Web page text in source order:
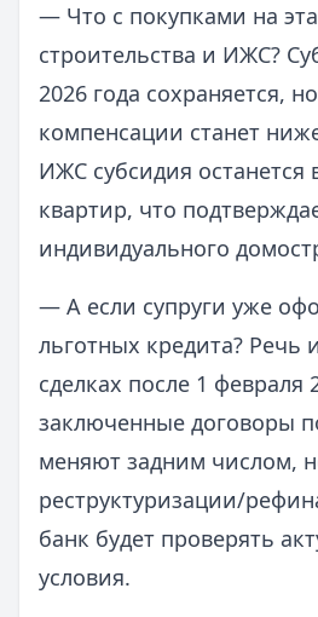
— Что с покупками на
строительства и ИЖС?
2026 года сохраняется,
компенсации станет
ИЖС субсидия
квартир, что
индивидуального
— А если супруги уже
льготных кредита? Речь
сделках после 1 февраля
заключенные договоры
меняют задним числом,
реструктуризации/
банк будет проверять
условия.